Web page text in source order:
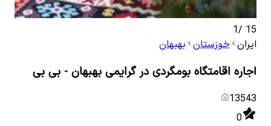
15
/
1
ایران خوزستان بهبهان
اجاره اقامتگاه بومگردی در گرایمی بهبهان - بی بی
13543
0